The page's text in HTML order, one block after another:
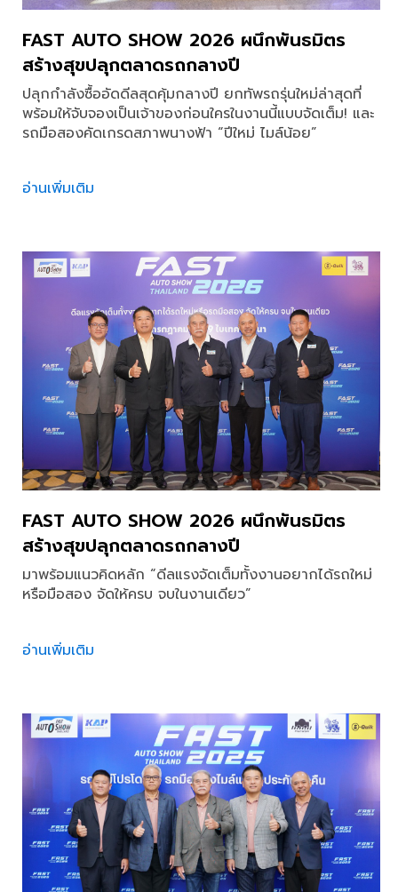
FAST AUTO SHOW 2026 ผนึกพันธมิตร
สร้างสุขปลุกตลาดรถกลางปี
ปลุกกำลังซื้ออัดดีลสุดคุ้มกลางปี ยกทัพรถรุ่นใหม่ล่าสุดที่
พร้อมให้จับจองเป็นเจ้าของก่อนใครในงานนี้แบบจัดเต็ม! และ
รถมือสองคัดเกรดสภาพนางฟ้า “ปีใหม่ ไมล์น้อย”
อ่านเพิ่มเติม
FAST AUTO SHOW 2026 ผนึกพันธมิตร
สร้างสุขปลุกตลาดรถกลางปี
มาพร้อมแนวคิดหลัก “ดีลแรงจัดเต็มทั้งงานอยากได้รถใหม่
หรือมือสอง จัดให้ครบ จบในงานเดียว”
อ่านเพิ่มเติม